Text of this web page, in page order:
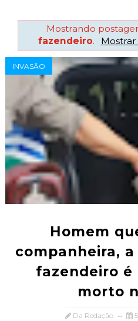
Mostrando
fazendeiro. Mostrar
INVASÃO
Homem
companheira,
fazendeiro
morto
Da Redação